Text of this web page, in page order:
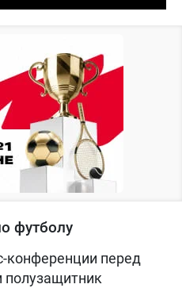
футболу
конференции перед
полузащитник